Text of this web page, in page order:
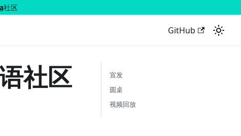
社区
GitHub
社区
宣发
圆桌
视频回放